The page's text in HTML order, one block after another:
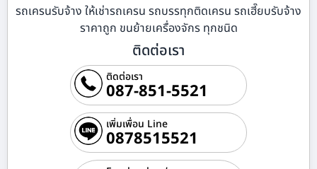
รถเครนรับจ้าง ให้เช่ารถเครน รถบรรทุกติดเครน รถเฮี๊ยบรับจ้าง
ราคาถูก ขนย้ายเครื่องจักร ทุกชนิด
ติดต่อเรา
ติดต่อเรา
087-851-5521
เพิ่มเพื่อน Line
0878515521